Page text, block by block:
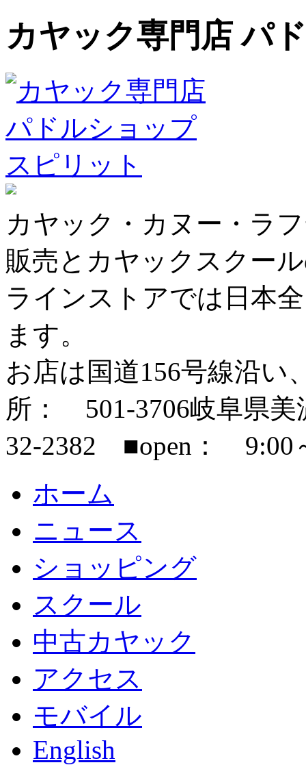
カヤック専門店 パ
カヤック・カヌー・ラ
販売とカヤックスクー
ラインストアでは日本
ます。
お店は国道156号線沿
所： 501-3706岐阜県
32-2382 ■open： 9:00
ホーム
ニュース
ショッピング
スクール
中古カヤック
アクセス
モバイル
English